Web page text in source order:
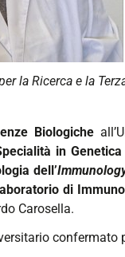
la Ricerca e la
Biologiche
in
dell’
di
Carosella.
confermato